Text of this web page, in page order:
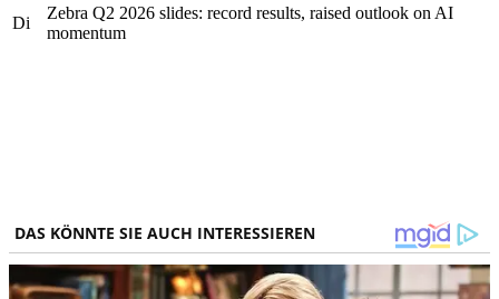
Di
Zebra Q2 2026 slides: record results, raised outlook on AI
momentum